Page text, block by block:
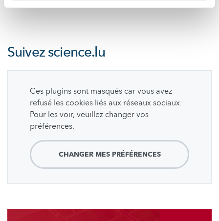
Suivezscience.lu
Ces plugins sont masqués car vous avez
refusé les cookies liés aux réseaux sociaux.
Pour les voir, veuillez changer vos
préférences.
CHANGER MES PRÉFÉRENCES